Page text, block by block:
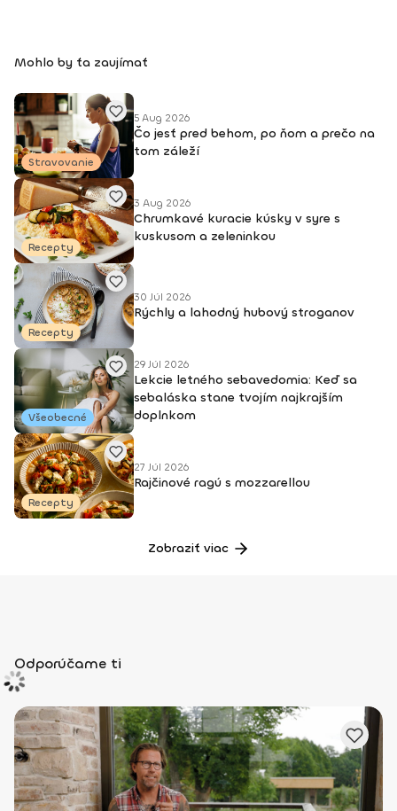
academy), Trnava, 2004 • Kurz tanečnej a pohybovej terapie
Mohlo by ťa zaujímať
Stravovanie
5 Aug 2026
Čo jesť pred behom, po ňom a prečo na
tom záleží
Recepty
3 Aug 2026
Chrumkavé kuracie kúsky v syre s
kuskusom a zeleninkou
Recepty
30 Júl 2026
Rýchly a lahodný hubový stroganov
Všeobecné
29 Júl 2026
Lekcie letného sebavedomia: Keď sa
sebaláska stane tvojím najkrajším
doplnkom
Recepty
27 Júl 2026
Rajčinové ragú s mozzarellou
Zobraziť viac
Odporúčame ti